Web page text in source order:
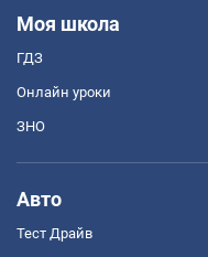
Моя школа
ГДЗ
Онлайн уроки
ЗНО
Авто
Тест Драйв